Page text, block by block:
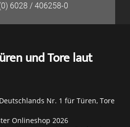
6028 / 406258-0
und Tore laut
Nr. 1 für Türen, Tore
Onlineshop 2026